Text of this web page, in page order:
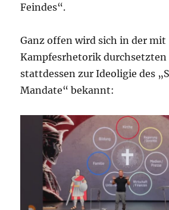
Feindes“.
Ganz offen wird sich in der mit
Kampfesrhetorik durchsetzten
stattdessen zur Ideoligie des
Mandate“ bekannt: